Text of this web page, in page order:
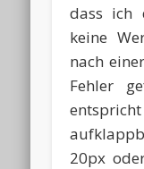
dass ich
keine
nach
Fehler
20px